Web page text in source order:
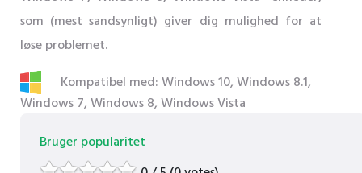
som (mest sandsynligt) giver dig mulighed for at
løse problemet.
Kompatibel med: Windows 10, Windows 8.1,
Windows 7, Windows 8, Windows Vista
Bruger popularitet